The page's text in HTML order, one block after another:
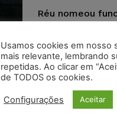
Réu nomeou
Gustavo de
condenou o ex-
Usamos cookies em nosso
mais relevante, lembrando
repetidas. Ao clicar em
de TODOS os cookies.
Configurações Aceitar